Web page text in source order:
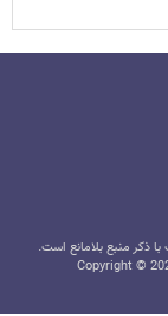
ذکر منبع بلامانع است.
Copyright ©